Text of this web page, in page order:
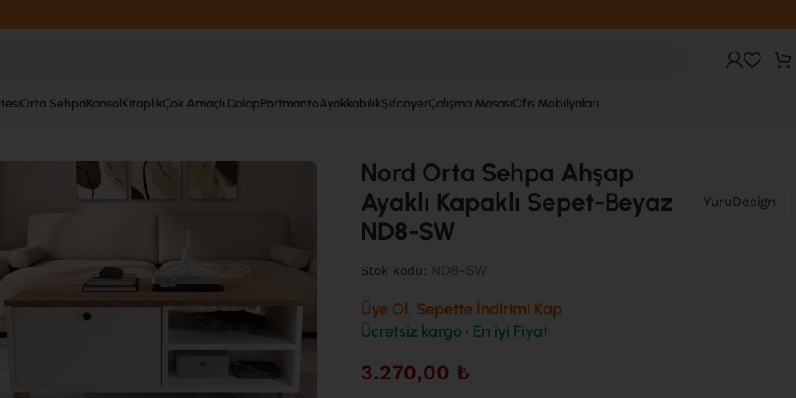
Orta SehpaKonsol KitaplıkÇok Amaçlı DolapPortmantoAyakkabılıkŞifonyerÇalışma MasasıOfis Mobilyaları
Nord Orta Sehpa Ahşap
Ayaklı Kapaklı Sepet-Beyaz
ND8-SW
YuruDesign
Stok kodu: ND8-SW
Üye Ol, Sepette İndirimi Kap
Ücretsiz kargo • En iyi Fiyat
3.270,00 ₺